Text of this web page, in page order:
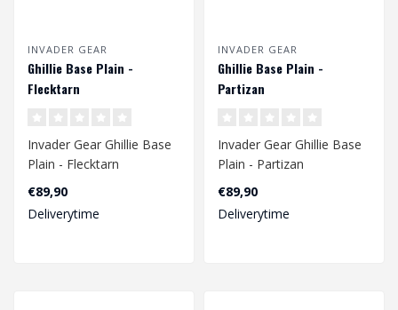
INVADER GEAR
Ghillie Base Plain -
Flecktarn
Invader Gear Ghillie Base
Plain - Flecktarn
€89,90
Deliverytime
INVADER GEAR
Ghillie Base Plain -
Partizan
Invader Gear Ghillie Base
Plain - Partizan
€89,90
Deliverytime